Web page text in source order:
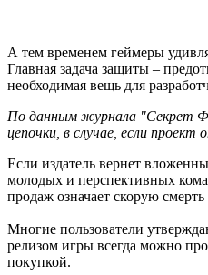
А тем временем геймеры
Главная задача защиты –
необходимая вещь для
По данным журнала "Секрет
цепочки, в случае, если
Если издатель вернет
молодых и перспективных
продаж означает скорую
Многие пользователи
релизом игры всегда можно
покупкой.